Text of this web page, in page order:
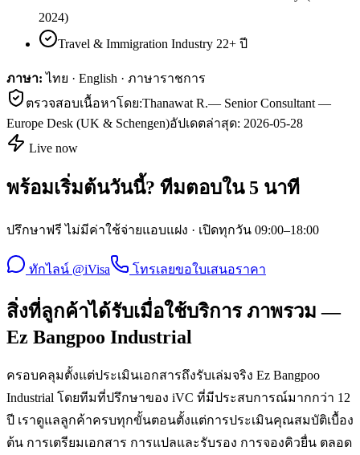
2024)
Travel & Immigration Industry 22+ ปี
ภาษา: ไทย · English · ภาษาราชการ
ตรวจสอบเนื้อหาโดย:Thanawat R.— Senior Consultant —
Europe Desk (UK & Schengen)อัปเดตล่าสุด: 2026-05-28
Live now
พร้อมเริ่มต้นวันนี้? ทีมตอบใน 5 นาที
ปรึกษาฟรี ไม่มีค่าใช้จ่ายแอบแฝง · เปิดทุกวัน 09:00–18:00
ทักไลน์ @iVisa โทรเลยขอใบเสนอราคา
สิ่งที่ลูกค้าได้รับเมื่อใช้บริการ ภาพรวม —
Ez Bangpoo Industrial
ครอบคลุมตั้งแต่ประเมินเอกสารถึงรับเล่มจริง Ez Bangpoo
Industrial โดยทีมที่ปรึกษาของ iVC ที่มีประสบการณ์มากกว่า 12
ปี เราดูแลลูกค้าครบทุกขั้นตอนตั้งแต่การประเมินคุณสมบัติเบื้อง
ต้น การเตรียมเอกสาร การแปลและรับรอง การจองคิวยื่น ตลอด